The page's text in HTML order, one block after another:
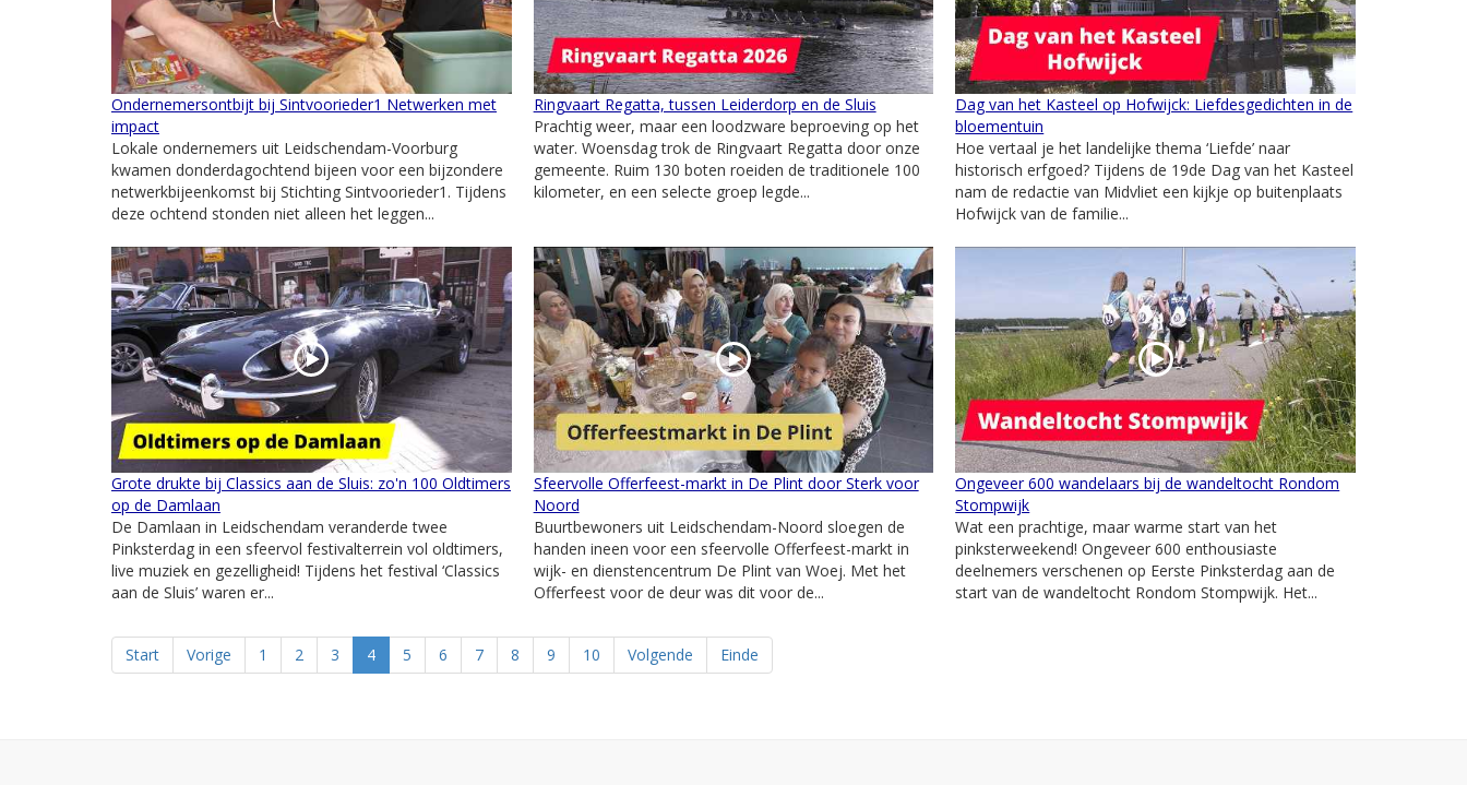
Ondernemersontbijt bij Sintvoorieder1 Netwerken met
impact
Lokale ondernemers uit Leidschendam-Voorburg
kwamen donderdagochtend bijeen voor een bijzondere
netwerkbijeenkomst bij Stichting Sintvoorieder1. Tijdens
deze ochtend stonden niet alleen het leggen...
Ringvaart Regatta, tussen Leiderdorp en de Sluis
Prachtig weer, maar een loodzware beproeving op het
water. Woensdag trok de Ringvaart Regatta door onze
gemeente. Ruim 130 boten roeiden de traditionele 100
kilometer, en een selecte groep legde...
Dag van het Kasteel op Hofwijck: Liefdesgedichten in de
bloementuin
Hoe vertaal je het landelijke thema ‘Liefde’ naar
historisch erfgoed? Tijdens de 19de Dag van het Kasteel
nam de redactie van Midvliet een kijkje op buitenplaats
Hofwijck van de familie...
Grote drukte bij Classics aan de Sluis: zo'n 100 Oldtimers
op de Damlaan
De Damlaan in Leidschendam veranderde twee
Pinksterdag in een sfeervol festivalterrein vol oldtimers,
live muziek en gezelligheid! Tijdens het festival ‘Classics
aan de Sluis’ waren er...
Sfeervolle Offerfeest-markt in De Plint door Sterk voor
Noord
Buurtbewoners uit Leidschendam-Noord sloegen de
handen ineen voor een sfeervolle Offerfeest-markt in
wijk- en dienstencentrum De Plint van Woej. Met het
Offerfeest voor de deur was dit voor de...
Ongeveer 600 wandelaars bij de wandeltocht Rondom
Stompwijk
Wat een prachtige, maar warme start van het
pinksterweekend! Ongeveer 600 enthousiaste
deelnemers verschenen op Eerste Pinksterdag aan de
start van de wandeltocht Rondom Stompwijk. Het...
Start Vorige 1 2 3 4 5 6 7 8 9 10 Volgende Einde